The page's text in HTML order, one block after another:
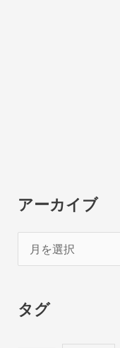
アーカイブ
ー
イ
タグ